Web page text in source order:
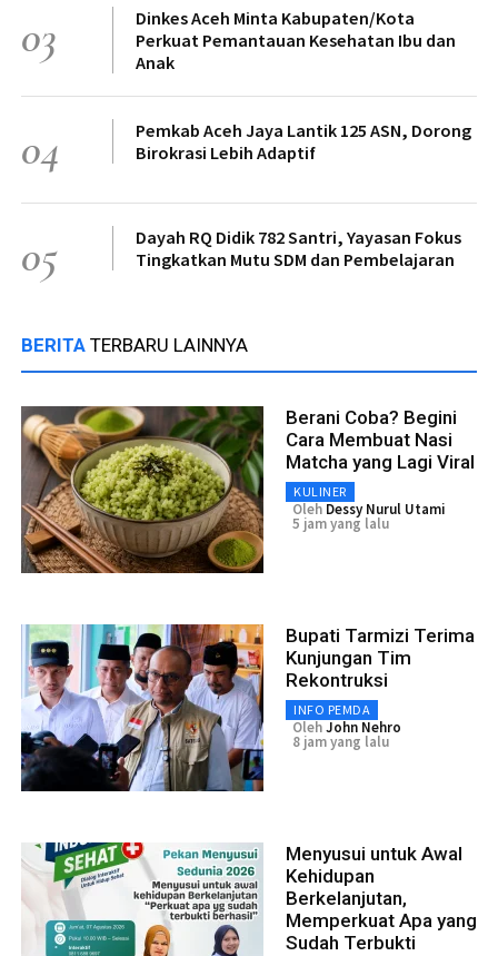
03
Dinkes Aceh Minta Kabupaten/Kota
Perkuat Pemantauan Kesehatan Ibu dan
Anak
04
Pemkab Aceh Jaya Lantik 125 ASN, Dorong
Birokrasi Lebih Adaptif
05
Dayah RQ Didik 782 Santri, Yayasan Fokus
Tingkatkan Mutu SDM dan Pembelajaran
BERITA TERBARU LAINNYA
Berani Coba? Begini
Cara Membuat Nasi
Matcha yang Lagi Viral
KULINER
Oleh Dessy Nurul Utami
5 jam yang lalu
Bupati Tarmizi Terima
Kunjungan Tim
Rekontruksi
INFO PEMDA
OlehJohn Nehro
8 jam yang lalu
Menyusui untuk Awal
Kehidupan
Berkelanjutan,
Memperkuat Apa yang
Sudah Terbukti